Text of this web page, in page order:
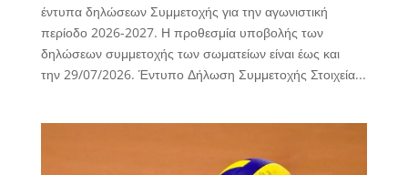
έντυπα δηλώσεων Συμμετοχής για την αγωνιστική
περίοδο 2026-2027. Η προθεσμία υποβολής των
δηλώσεων συμμετοχής των σωματείων είναι έως και
την 29/07/2026. Έντυπο Δήλωση Συμμετοχής Στοιχεία...